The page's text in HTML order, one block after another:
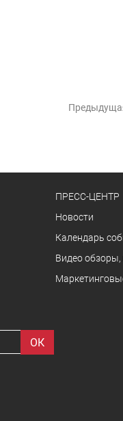
ПРЕСС-ЦЕНТР
Новости
Календарь
Видео обзоры,